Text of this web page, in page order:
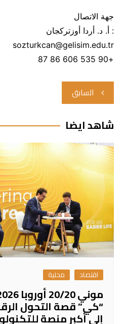
جهة الاتصال
: أ. د. أردا أوزتركجان
sozturkcan@gelisim.edu.tr
+90 535 606 86 87
تصفّح
المقالات
السابق
شاهد ايضا
اقتصاد محلية
“كي” قصة التحول
إلى أكبر منصة